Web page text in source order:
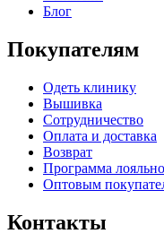
Блог
Покупателям
Одеть клинику
Вышивка
Сотрудничество
Оплата и доставка
Возврат
Программа
Оптовым
Контакты